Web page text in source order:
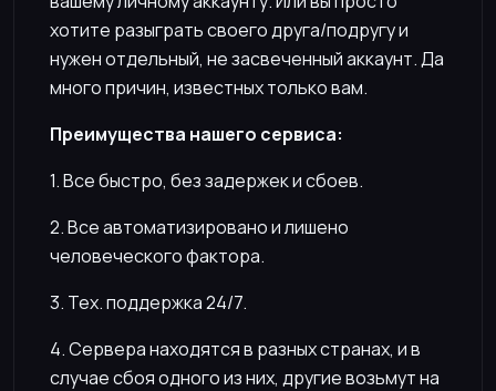
хотите разыграть своего друга/подругу и
нужен отдельный, не засвеченный аккаунт. Да
много причин, известных только вам.
Преимущества нашего сервиса:
1. Все быстро, без задержек и сбоев.
2. Все автоматизировано и лишено
человеческого фактора.
3. Тех. поддержка 24/7.
4. Сервера находятся в разных странах, и в
случае сбоя одного из них, другие возьмут на